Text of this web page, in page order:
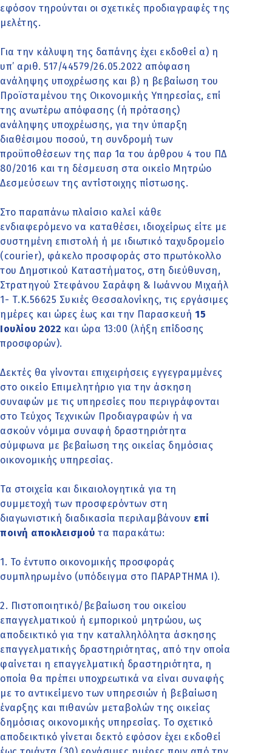
εφόσον τηρούνται οι σχετικές προδιαγραφές της
μελέτης.
Για την κάλυψη της δαπάνης έχει εκδοθεί α) η
υπ’ αριθ. 517/44579/26.05.2022 απόφαση
ανάληψης υποχρέωσης και β) η βεβαίωση του
Προϊσταμένου της Οικονομικής Υπηρεσίας, επί
της ανωτέρω απόφασης (ή πρότασης)
ανάληψης υποχρέωσης, για την ύπαρξη
διαθέσιμου ποσού, τη συνδρομή των
προϋποθέσεων της παρ 1α του άρθρου 4 του ΠΔ
80/2016 και τη δέσμευση στα οικείο Μητρώο
Δεσμεύσεων της αντίστοιχης πίστωσης.
Στο παραπάνω πλαίσιο καλεί κάθε
ενδιαφερόμενο να καταθέσει, ιδιοχείρως είτε με
συστημένη επιστολή ή με ιδιωτικό ταχυδρομείο
(courier), φάκελο προσφοράς στο πρωτόκολλο
του Δημοτικού Καταστήματος, στη διεύθυνση,
Στρατηγού Στεφάνου Σαράφη & Ιωάννου Μιχαήλ
1- Τ.Κ.56625 Συκιές Θεσσαλονίκης, τις εργάσιμες
ημέρες και ώρες έως και την Παρασκευή 15
Ιουλίου 2022 και ώρα 13:00 (λήξη επίδοσης
προσφορών).
Δεκτές θα γίνονται επιχειρήσεις εγγεγραμμένες
στο οικείο Επιμελητήριο για την άσκηση
συναφών με τις υπηρεσίες που περιγράφονται
στο Τεύχος Τεχνικών Προδιαγραφών ή να
ασκούν νόμιμα συναφή δραστηριότητα
σύμφωνα με βεβαίωση της οικείας δημόσιας
οικονομικής υπηρεσίας.
Τα στοιχεία και δικαιολογητικά για τη
συμμετοχή των προσφερόντων στη
διαγωνιστική διαδικασία περιλαμβάνουν επί
ποινή αποκλεισμού τα παρακάτω:
1. Το έντυπο οικονομικής προσφοράς
συμπληρωμένο (υπόδειγμα στο ΠΑΡΑΡΤΗΜΑ Ι).
2. Πιστοποιητικό/βεβαίωση του οικείου
επαγγελματικού ή εμπορικού μητρώου, ως
αποδεικτικό για την καταλληλόλητα άσκησης
επαγγελματικής δραστηριότητας, από την οποία
φαίνεται η επαγγελματική δραστηριότητα, η
οποία θα πρέπει υποχρεωτικά να είναι συναφής
με το αντικείμενο των υπηρεσιών ή βεβαίωση
έναρξης και πιθανών μεταβολών της οικείας
δημόσιας οικονομικής υπηρεσίας. Το σχετικό
αποδεικτικό γίνεται δεκτό εφόσον έχει εκδοθεί